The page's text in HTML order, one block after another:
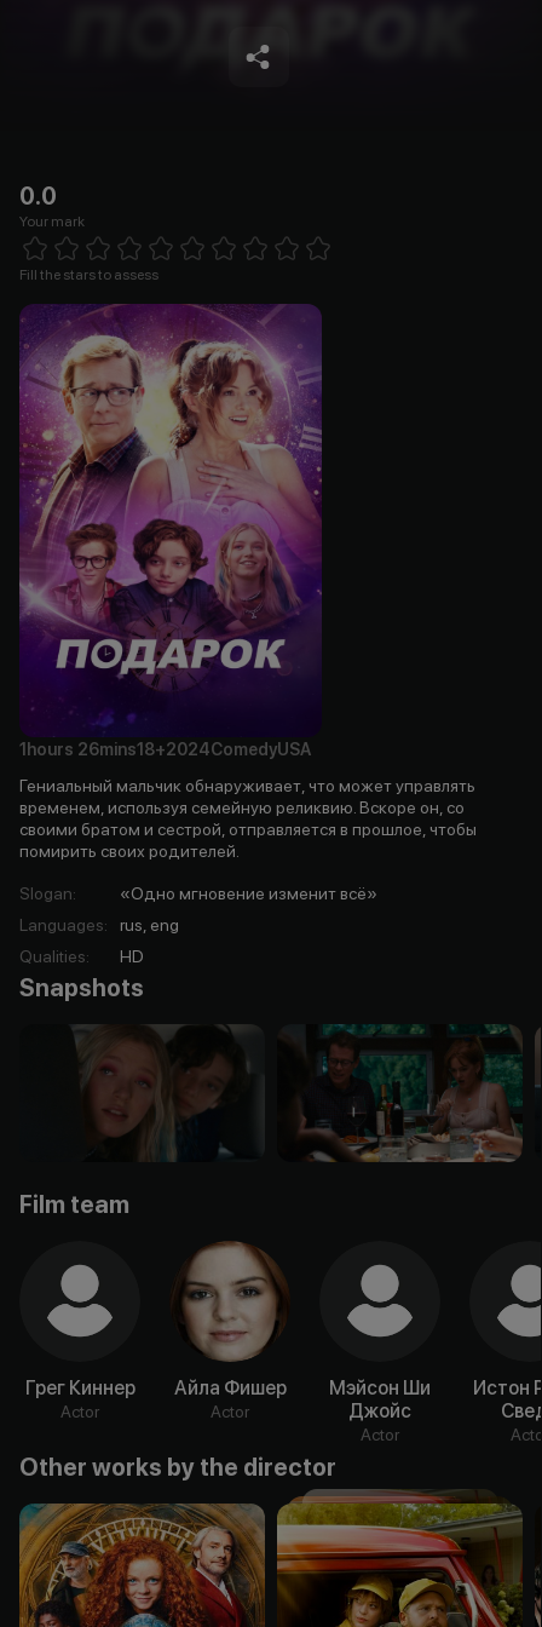
0.0
Your mark
1 Star 2 Stars 3 Stars
Fill the stars to assess
1hours 26mins18+2024ComedyUSA
Гениальный мальчик обнаруживает, что может управлять
временем, используя семейную реликвию. Вскоре он, со
своими братом и сестрой, отправляется в прошлое, чтобы
помирить своих родителей.
Slogan:
«Одно мгновение изменит всё»
Languages:
rus, eng
Qualities: HD
Snapshots
Film team
Грег Киннер
Actor
Айла Фишер
Actor
Мэйсон Ши
Джойс
Actor
Истон
Other works by the director